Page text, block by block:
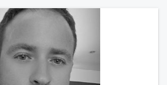
leur force tranquille, leur capacité
et ce charme que seule la
Je cherche une relation basée
respect et la vraie connexion,